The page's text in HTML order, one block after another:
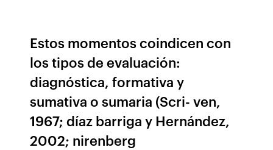
Estos momentos coindicen con
los tipos de evaluación:
diagnóstica, formativa y
sumativa o sumaria (Scri- ven,
1967; díaz barriga y Hernández,
2002; nirenberg